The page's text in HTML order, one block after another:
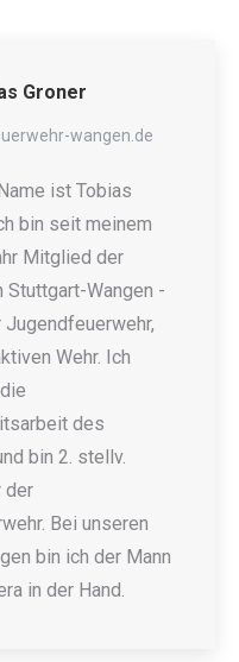
Groner
wangen.de
ist Tobias
bin seit meinem
Mitglied der
Stuttgart-Wangen -
Wehr. Ich
des
bin 2. stellv.
der
Bei unseren
bin ich der Mann
in der Hand.